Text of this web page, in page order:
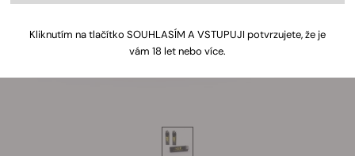
Kliknutím na tlačítko SOUHLASÍM A VSTUPUJI potvrzujete, že je
vám 18 let nebo více.